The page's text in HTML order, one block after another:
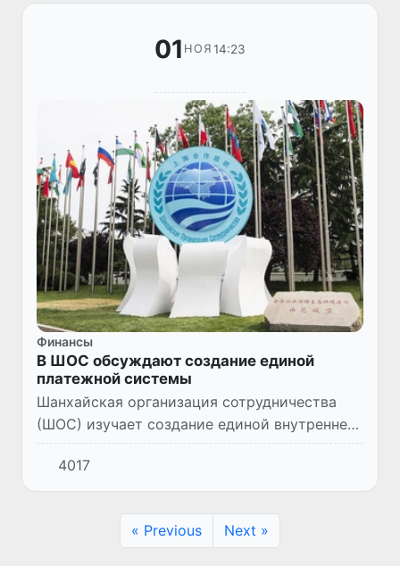
01 НОЯ 14:23
Финансы
В ШОС обсуждают создание единой
платежной системы
Шанхайская организация сотрудничества
(ШОС) изучает создание единой внутренней
платежной системы в неофициальном
формате. Об этом заявил генеральный
секретарь организации Чжан Мин.
4017
« Previous Next »